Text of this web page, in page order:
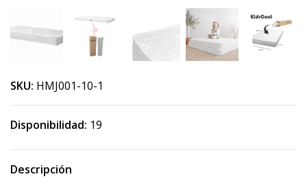
SKU: HMJ001-10-1
Disponibilidad: 19
Descripción